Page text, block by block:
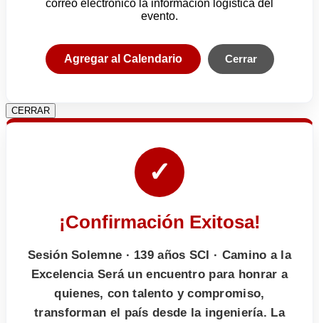
correo electrónico la información logística del
evento.
Agregar al Calendario Cerrar
CERRAR
✓
¡Confirmación Exitosa!
Sesión Solemne · 139 años SCI · Camino a la
Excelencia Será un encuentro para honrar a
quienes, con talento y compromiso,
transforman el país desde la ingeniería. La